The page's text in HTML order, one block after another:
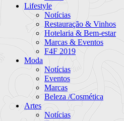
Lifestyle
Notícias
Restauração & Vinhos
Hotelaria & Bem-estar
Marcas & Eventos
F4F 2019
Moda
Notícias
Eventos
Marcas
Beleza /Cosmética
Artes
Notícias